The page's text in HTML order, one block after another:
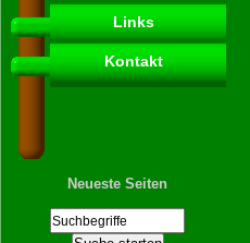
Links
Kontakt
Neueste Seiten